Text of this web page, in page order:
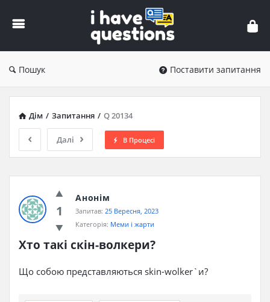
iHaveQuestions
Пошук Поставити запитання
Дім / Запитання / Q 20134
Далі В Процесі
1
Анонім
Запитав: 25 Вересня, 2023
Категорія: Меми і жарти
Хто такі скін-волкери?
Що собою представляються skin-wolker`и?